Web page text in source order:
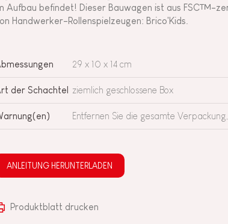
Aufbau befindet! Dieser Bauwagen ist aus FSC™-
Handwerker-Rollenspielzeugen: Brico'Kids.
29 x 10 x 14 cm
der Schachtel ziemlich geschlossene Box
Entfernen Sie die gesamte
ANLEITUNG HERUNTERLADEN
Produktblatt drucken